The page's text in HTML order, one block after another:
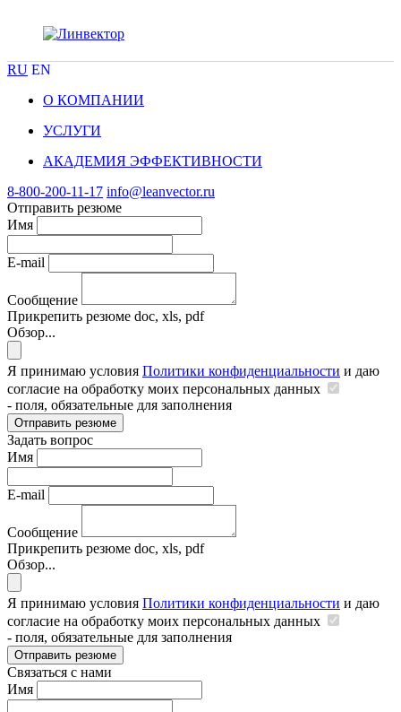
RU EN
О КОМПАНИИ
УСЛУГИ
АКАДЕМИЯ ЭФФЕКТИВНОСТИ
8-800-200-11-17 info@leanvector.ru
Отправить резюме
Имя
E-mail
Сообщение
Прикрепить резюме doc, xls, pdf
Обзор...
Я принимаю условия Политики конфиденциальности и даю
согласие на обработку моих персональных данных
- поля, обязательные для заполнения
Отправить резюме
Задать вопрос
Имя
E-mail
Сообщение
Прикрепить резюме doc, xls, pdf
Обзор...
Я принимаю условия Политики конфиденциальности и даю
согласие на обработку моих персональных данных
- поля, обязательные для заполнения
Отправить резюме
Связаться с нами
Имя